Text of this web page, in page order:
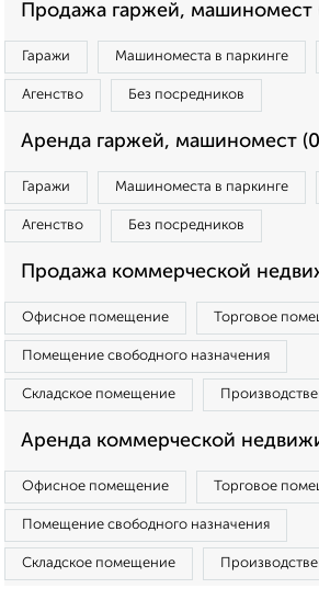
Продажа гаржей, машиномест
Гаражи Машиноместа в паркинге
Агенство Без посредников
Аренда гаржей, машиномест
Гаражи Машиноместа в паркинге
Агенство Без посредников
Продажа коммерческой
Офисное помещение Торговое
Помещение свободного назначения
Складское помещение
Аренда коммерческой
Офисное помещение Торговое
Помещение свободного назначения
Складское помещение